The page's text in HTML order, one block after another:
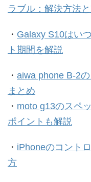
ラブル：解決方法
・ Galaxy S10はい
ト期間を解説
・ aiwa phone B-2
まとめ
・ moto g13のスペ
ポイントも解説
・ iPhoneのコント
方